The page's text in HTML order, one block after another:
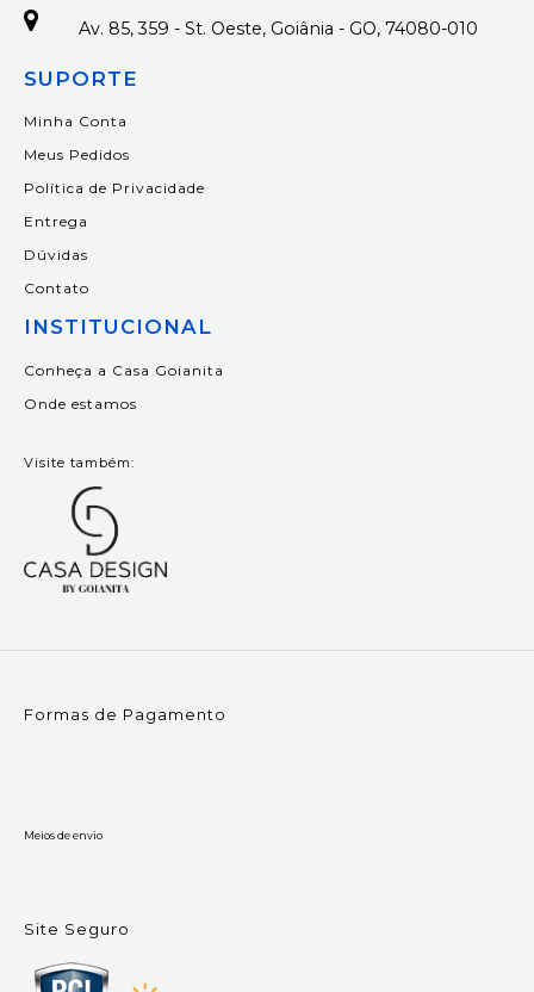
Av. 85, 359 - St. Oeste, Goiânia - GO, 74080-010
SUPORTE
Minha Conta
Meus Pedidos
Política de Privacidade
Entrega
Dúvidas
Contato
INSTITUCIONAL
Conheça a Casa Goianita
Onde estamos
Visite também:
Formas de Pagamento
Meios de envio
Site Seguro